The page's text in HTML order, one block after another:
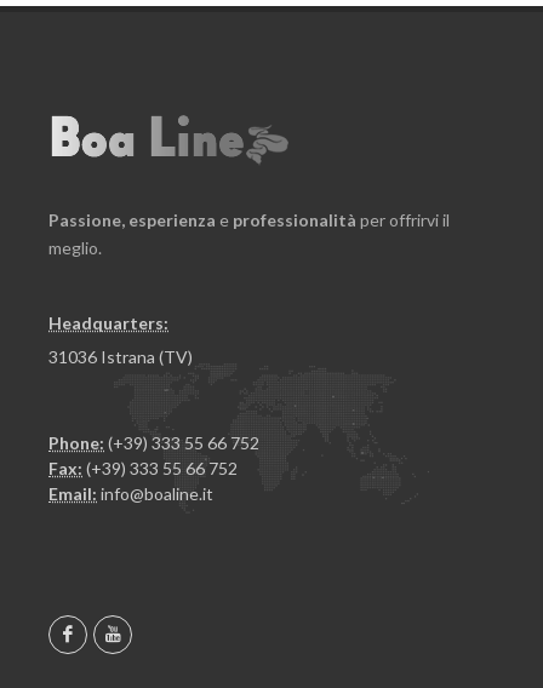
Passione, esperienza e professionalità per offrirvi il
meglio.
Headquarters:
31036 Istrana (TV)
Phone: (+39) 333 55 66 752
Fax: (+39) 333 55 66 752
Email: info@boaline.it